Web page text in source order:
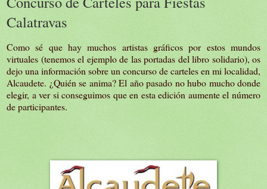
Calatravas
Como sé que hay muchos artistas gráficos por estos mundos
virtuales (tenemos el ejemplo de las portadas del libro solidario), os
dejo una información sobre un concurso de carteles en mi localidad,
Alcaudete. ¿Quién se anima? El año pasado no hubo mucho donde
elegir, a ver si conseguimos que en esta edición aumente el número
de participantes.